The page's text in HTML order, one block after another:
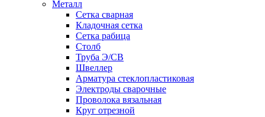
Металл
Сетка сварная
Кладочная сетка
Сетка рабица
Столб
Труба Э/СВ
Швеллер
Арматура стеклопластиковая
Электроды сварочные
Проволока вязальная
Круг отрезной